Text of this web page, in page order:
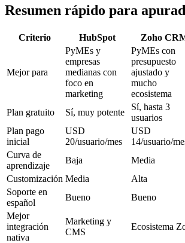
Resumen rápido para
Criterio HubSpot Zoho
Mejor para
PyMEs y
empresas
medianas con
foco en
marketing
PyMEs con
presupuesto
ajustado y
mucho
ecosistema
Plan gratuito
Sí, muy potente
Sí, hasta 3
usuarios
Plan pago
inicial
USD
20/usuario/mes
USD
14/usuario/
Curva de
aprendizaje
Baja Media
Customización Media Alta
Soporte en
español
Bueno Bueno
Mejor
integración
nativa
Marketing y
CMS
Ecosistema